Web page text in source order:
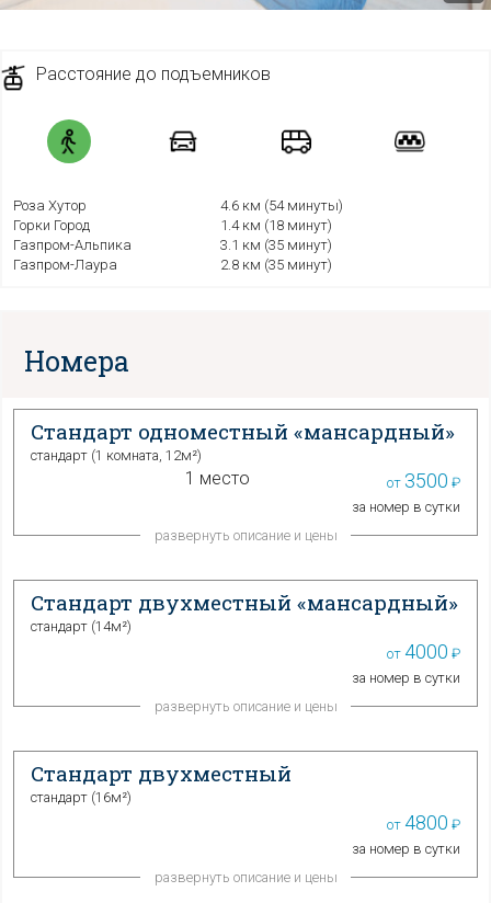
Расстояние до подъемников
Роза Хутор
4.6 км (54 минуты)
Горки Город
1.4 км (18 минут)
Газпром-Альпика
3.1 км (35 минут)
Газпром-Лаура
2.8 км (35 минут)
Номера
Стандарт одноместный «мансардный»
стандарт (1 комната, 12м²)
1 место от 3500 ₽
за номер в сутки
развернуть описание и цены
Стандарт двухместный «мансардный»
стандарт (14м²)
от 4000 ₽
за номер в сутки
развернуть описание и цены
Стандарт двухместный
стандарт (16м²)
от 4800 ₽
за номер в сутки
развернуть описание и цены